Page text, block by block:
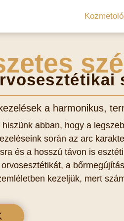
a harmonikus,
abban, hogy a
során az arc
és a hosszú távon is
a
kezeljük, mert